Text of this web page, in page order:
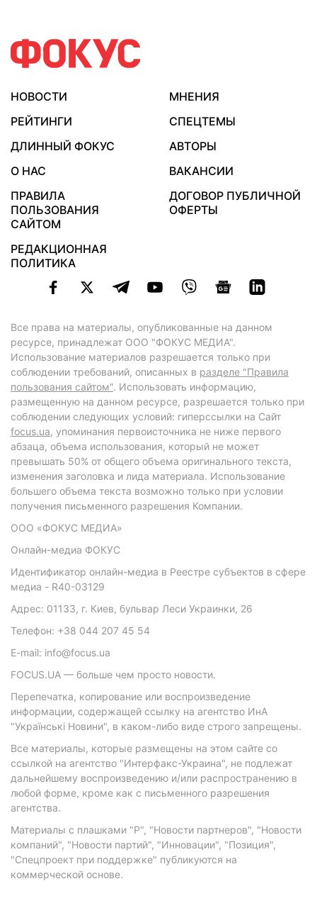
НОВОСТИ
МНЕНИЯ
РЕЙТИНГИ
СПЕЦТЕМЫ
ДЛИННЫЙ ФОКУС
АВТОРЫ
О НАС
ВАКАНСИИ
ПРАВИЛА
ПОЛЬЗОВАНИЯ
САЙТОМ
ДОГОВОР ПУБЛИЧНОЙ
ОФЕРТЫ
РЕДАКЦИОННАЯ
ПОЛИТИКА
Все права на материалы, опубликованные на данном
ресурсе, принадлежат ООО "ФОКУС МЕДИА".
Использование материалов разрешается только при
соблюдении требований, описанных в разделе "Правила
пользования сайтом". Использовать информацию,
размещенную на данном ресурсе, разрешается только при
соблюдении следующих условий: гиперссылки на Сайт
focus.ua, упоминания первоисточника не ниже первого
абзаца, объема использования, который не может
превышать 50% от общего объема оригинального текста,
изменения заголовка и лида материала. Использование
большего объема текста возможно только при условии
получения письменного разрешения Компании.
ООО «ФОКУС МЕДИА»
Онлайн-медиа ФОКУС
Идентификатор онлайн-медиа в Реестре субъектов в сфере
медиа - R40-03129
Адрес: 01133, г. Киев, бульвар Леси Украинки, 26
Телефон: +38 044 207 45 54
E-mail: info@focus.ua
FOCUS.UA — больше чем просто новости.
Перепечатка, копирование или воспроизведение
информации, содержащей ссылку на агентство ИнА
"Українські Новини", в каком-либо виде строго запрещены.
Все материалы, которые размещены на этом сайте со
ссылкой на агентство "Интерфакс-Украина", не подлежат
дальнейшему воспроизведению и/или распространению в
любой форме, кроме как с письменного разрешения
агентства.
Материалы с плашками "Р", "Новости партнеров", "Новости
компаний", "Новости партий", "Инновации", "Позиция",
"Спецпроект при поддержке" публикуются на
коммерческой основе.